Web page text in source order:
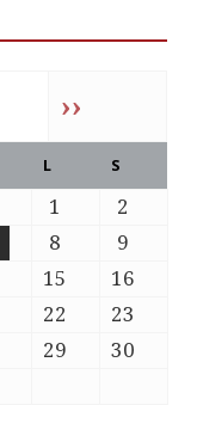
››
L S
1
2
8
9
15
16
22
23
29
30